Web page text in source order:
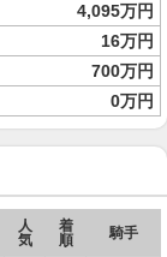
4,095万円
16万円
700万円
0万円
人
気
着
順
騎手